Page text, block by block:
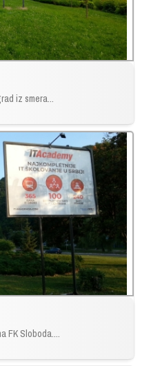
iz smera...
FK Sloboda....